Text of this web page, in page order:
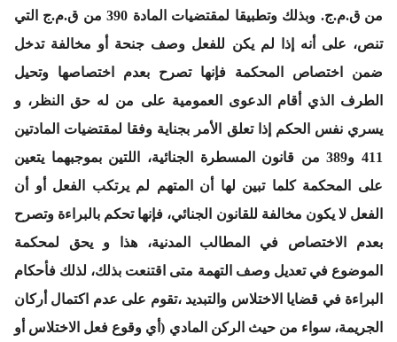
من ق.م.ج. وبذلك وتطبيقا لمقتضيات المادة 390 من ق.م.ج التي
تنص، على أنه إذا لم يكن للفعل وصف جنحة أو مخالفة تدخل
ضمن اختصاص المحكمة فإنها تصرح بعدم اختصاصها وتحيل
الطرف الذي أقام الدعوى العمومية على من له حق النظر، و
يسري نفس الحكم إذا تعلق الأمر بجناية وفقا لمقتضيات المادتين
411 و389 من قانون المسطرة الجنائية، اللتين بموجبهما يتعين
على المحكمة كلما تبين لها أن المتهم لم يرتكب الفعل أو أن
الفعل لا يكون مخالفة للقانون الجنائي، فإنها تحكم بالبراءة وتصرح
بعدم الاختصاص في المطالب المدنية، هذا و يحق لمحكمة
الموضوع في تعديل وصف التهمة متى اقتنعت بذلك، لذلك فأحكام
البراءة في قضايا الاختلاس والتبديد ،تقوم على عدم اكتمال أركان
الجريمة، سواء من حيث الركن المادي (أي وقوع فعل الاختلاس أو